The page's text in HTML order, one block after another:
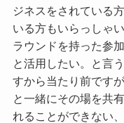
ジネスをされている
いる方もいらっしゃ
ラウンドを持った参
と活用したい。と言
すから当たり前です
と一緒にその場を共
れることができない